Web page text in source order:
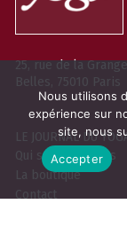
25, rue de la
Belles, 75010 Paris
LE JOURNAL DU
Qui sommes-nous
La boutique
Contact
Nous utilisons
expérience sur
site, nous
Accepter